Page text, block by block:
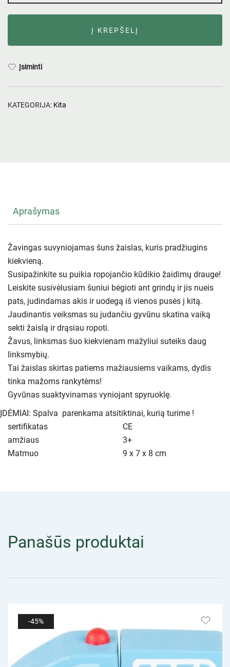
Į KREPŠELĮ
Įsiminti
KATEGORIJA: Kita
Aprašymas
Žavingas suvyniojamas šuns žaislas, kuris pradžiugins
kiekvieną.
Susipažinkite su puikia ropojančio kūdikio žaidimų drauge!
Leiskite susivėlusiam šuniui bėgioti ant grindų ir jis nueis
pats, judindamas akis ir uodegą iš vienos pusės į kitą.
Jaudinantis veiksmas su judančiu gyvūnu skatina vaiką
sekti žaislą ir drąsiau ropoti.
Žavus, linksmas šuo kiekvienam mažyliui suteiks daug
linksmybių.
Tai žaislas skirtas patiems mažiausiems vaikams, dydis
tinka mažoms rankytėms!
Gyvūnas suaktyvinamas vyniojant spyruoklę.
ĮDĖMIAI: Spalva parenkama atsitiktinai, kurią turime !
sertifikatas
CE
amžiaus
3+
Matmuo
9 x 7 x 8 cm
Panašūs produktai
-45%